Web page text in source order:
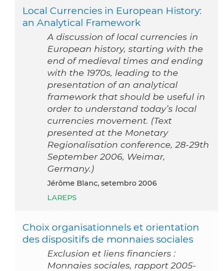
Local Currencies in European History:
an Analytical Framework
A discussion of local currencies in
European history, starting with the
end of medieval times and ending
with the 1970s, leading to the
presentation of an analytical
framework that should be useful in
order to understand today’s local
currencies movement. (Text
presented at the Monetary
Regionalisation conference, 28-29th
September 2006, Weimar,
Germany.)
Jérôme Blanc, setembro 2006
LAREPS
Choix organisationnels et orientation
des dispositifs de monnaies sociales
Exclusion et liens financiers :
Monnaies sociales, rapport 2005-